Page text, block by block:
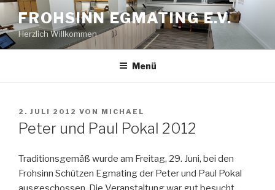
Zum
Inhalt
springen
FROHSINN EGMATING E.V.
Herzlich Willkommen
Menü
VERÖFFENTLICHT
AM
2. JULI 2012 VON MICHAEL
Peter und Paul Pokal 2012
Traditionsgemäß wurde am Freitag, 29. Juni, bei den
Frohsinn Schützen Egmating der Peter und Paul Pokal